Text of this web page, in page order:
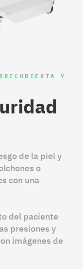
Y
de la piel y
o
con una
del paciente
presiones y
imágenes de